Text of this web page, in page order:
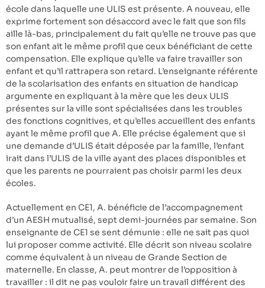
école dans laquelle une ULIS est présente. A nouveau, elle
exprime fortement son désaccord avec le fait que son fils
aille là-bas, principalement du fait qu’elle ne trouve pas que
son enfant ait le même profil que ceux bénéficiant de cette
compensation. Elle explique qu’elle va faire travailler son
enfant et qu’il rattrapera son retard. L’enseignante référente
de la scolarisation des enfants en situation de handicap
argumente en expliquant à la mère que les deux ULIS
présentes sur la ville sont spécialisées dans les troubles
des fonctions cognitives, et qu’elles accueillent des enfants
ayant le même profil que A. Elle précise également que si
une demande d’ULIS était déposée par la famille, l’enfant
irait dans l’ULIS de la ville ayant des places disponibles et
que les parents ne pourraient pas choisir parmi les deux
écoles.
Actuellement en CE1, A. bénéficie de l’accompagnement
d’un AESH mutualisé, sept demi-journées par semaine. Son
enseignante de CE1 se sent démunie : elle ne sait pas quoi
lui proposer comme activité. Elle décrit son niveau scolaire
comme équivalent à un niveau de Grande Section de
maternelle. En classe, A. peut montrer de l’opposition à
travailler : il dit ne pas vouloir faire un travail différent des